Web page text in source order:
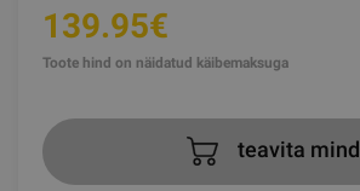
139.95€
Toote hind on näidatud käibemaksuga
teavita mind